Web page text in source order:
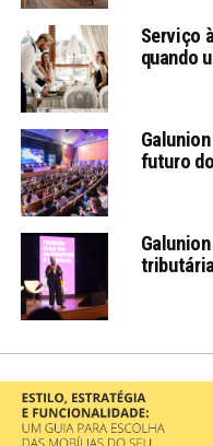
Serviço
quando
futuro